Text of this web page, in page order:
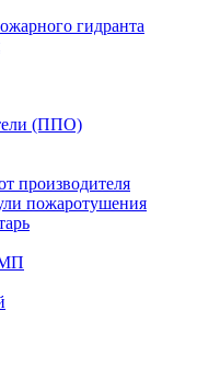
гидранта
(ППО)
производителя
пожаротушения